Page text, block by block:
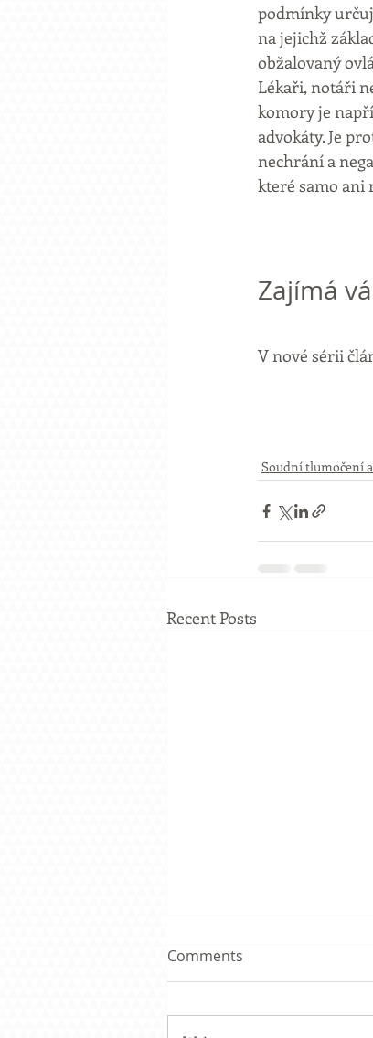
podmínky
na jejichž
obžalovaný
Lékaři, notáři
komory je
advokáty. Je
nechrání a
které samo ani
Zajímá
V nové sérii
Soudní tlumočení
Recent Posts
Comments